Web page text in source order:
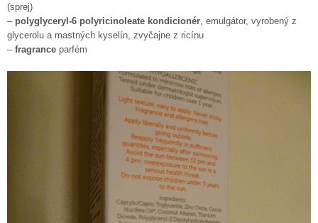
(sprej)
– polyglyceryl-6 polyricinoleate kondicionér , emulgátor, vyrobený z
glycerolu a mastných kyselín, zvyčajne z ricínu
– fragrance parfém